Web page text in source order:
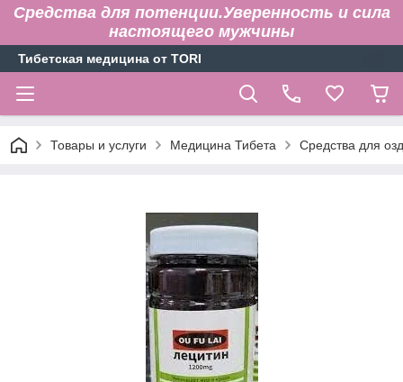
Средства для потенции.Уверенность и сила
настоящего мужчины
Тибетская медицина от TORI
Товары и услуги Медицина Тибета Средства для